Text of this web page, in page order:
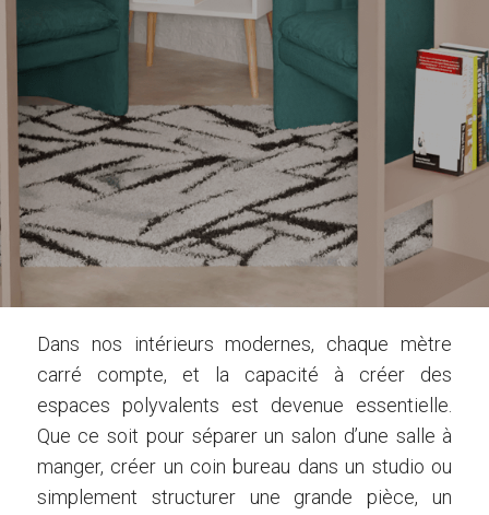
Dans nos intérieurs modernes, chaque mètre
carré compte, et la capacité à créer des
espaces polyvalents est devenue essentielle.
Que ce soit pour séparer un salon d’une salle à
manger, créer un coin bureau dans un studio ou
simplement structurer une grande pièce, un